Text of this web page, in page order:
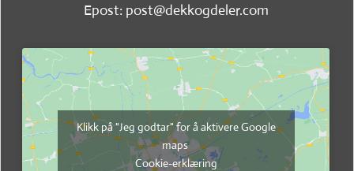
Epost: post@dekkogdeler.com
Klikk på "Jeg godtar" for å aktivere Google
maps
Cookie-erklæring